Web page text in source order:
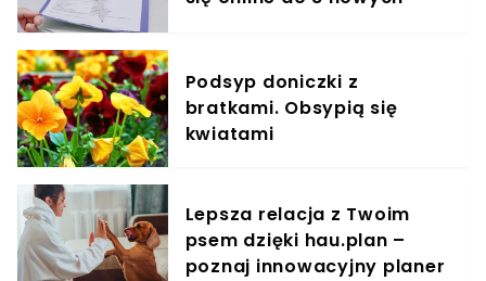
Podsyp doniczki z
bratkami. Obsypią się
kwiatami
Lepsza relacja z Twoim
psem dzięki hau.plan –
poznaj innowacyjny planer